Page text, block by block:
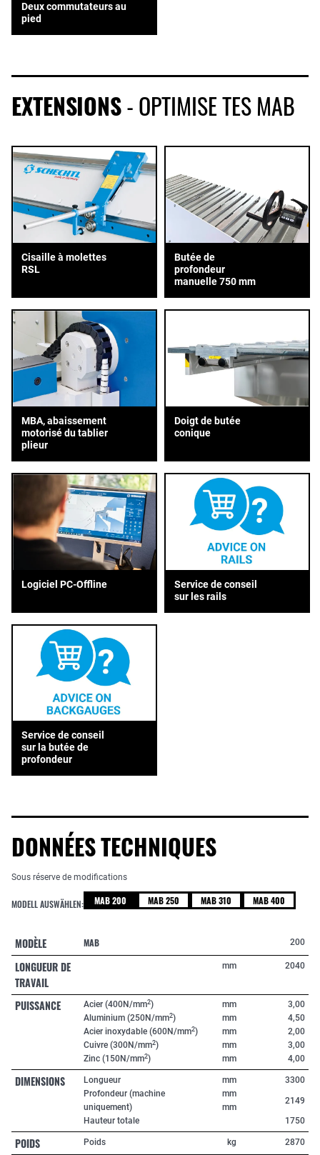
Deux commutateurs au
pied
EXTENSIONS- OPTIMISE TES MAB
Cisaille à molettes
RSL
Butée de
profondeur
manuelle 750 mm
MBA, abaissement
motorisé du tablier
plieur
Doigt de butée
conique
Logiciel PC-Offline
Service de conseil
sur les rails
Service de conseil
sur la butée de
profondeur
DONNÉES TECHNIQUES
Sous réserve de modifications
MODELL AUSWÄHLEN: MAB 200 MAB 250 MAB 310 MAB 400
MODÈLE MAB 200
LONGUEUR DE
TRAVAIL
mm 2040
PUISSANCE Acier (400N/mm2)
Aluminium (250N/mm2)
Acier inoxydable (600N/mm2)
Cuivre (300N/mm2)
Zinc (150N/mm2)
mm
mm
mm
mm
mm
3,00
4,50
2,00
3,00
4,00
DIMENSIONS
Longueur
Profondeur (machine
uniquement)
Hauteur totale
mm
mm
mm
3300
2149
1750
POIDS Poids kg 2870